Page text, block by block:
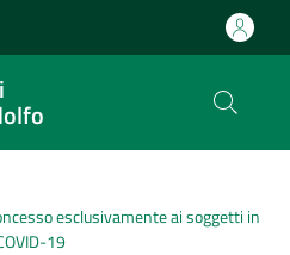
esclusivamente ai soggetti in
19